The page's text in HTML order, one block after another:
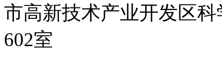
市高新技术产业开发区
602室